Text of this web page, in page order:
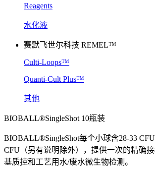
Reagents
水化液
赛默飞世尔科技 REMEL™
Culti-Loops™
Quanti-Cult Plus™
其他
BIOBALL®SingleShot 10瓶装
BIOBALL®SingleShot每个小球含28-33
CFU（另有说明除外），提供一次的精确
基质控和工艺用水/废水微生物检测。